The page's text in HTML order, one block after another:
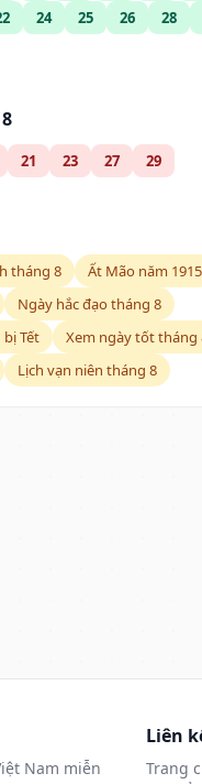
24 25 26 28
21 23 27 29
tháng 8
Ất Mão năm 1915
Ngày hắc đạo tháng 8
bị Tết
Xem ngày tốt tháng
Lịch vạn niên tháng 8
Nam miễn
Liên
Trang